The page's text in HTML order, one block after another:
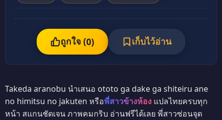
ถูกใจ (0) เก็บไว้อ่าน
Takeda aranobu นำเสนอ ototo ga dake ga shiteiru ane
no himitsu no jakuten หรือพี่สาวข้างห้อง แปลไทยครบทุก
หน้า สแกนชัดเจน ภาพคมกริบ อ่านฟรีได้เลย พี่สาวซ่อนจุด